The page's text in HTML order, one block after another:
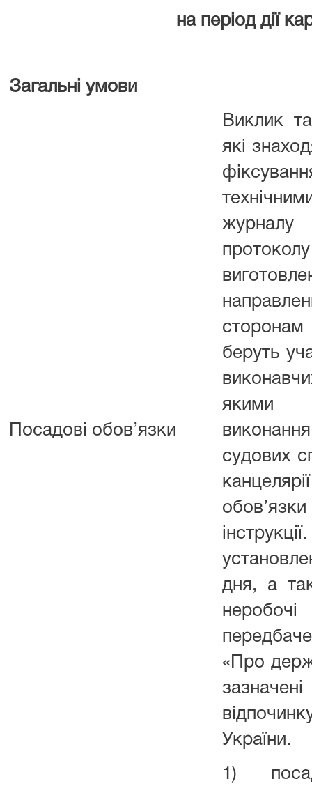
на період дії
Загальні умови
Посадові обов’язки
Виклик
які
журналу
беруть
якими
судових
дня, а
«Про
України.
1)